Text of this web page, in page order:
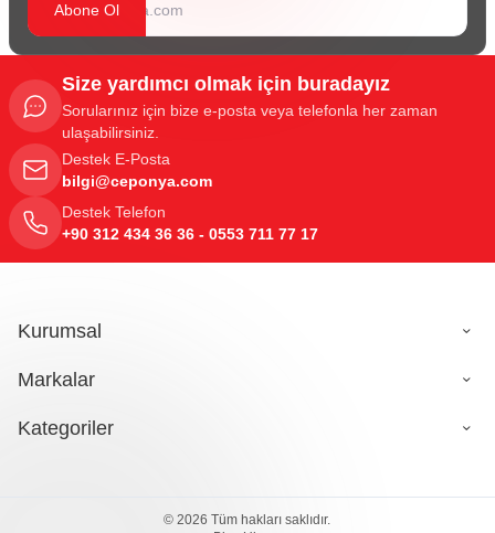
Abone Ol
Size yardımcı olmak için buradayız
Sorularınız için bize e-posta veya telefonla her zaman
ulaşabilirsiniz.
Destek E-Posta
bilgi@ceponya.com
Destek Telefon
+90 312 434 36 36 - 0553 711 77 17
Kurumsal
Markalar
Kategoriler
© 2026 Tüm hakları saklıdır.